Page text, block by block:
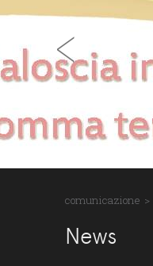
‹
comunicazione >
News